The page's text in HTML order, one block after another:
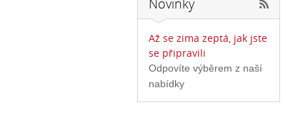
Novinky
Až se zima zeptá, jak jste
se připravili
Odpovíte výběrem z naší
nabídky